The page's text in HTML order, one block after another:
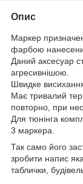
Опис
Маркер
фарбою
Даний аксесуар
агресивнішою.
Швидке
Має тривалий
повторно, при
Для тюнінга
3 маркера.
Так само його
зробити напис
таблички,